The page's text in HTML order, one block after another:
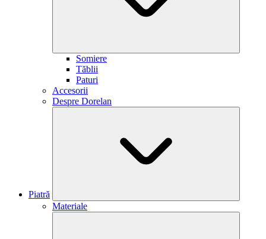
Somiere
Tăblii
Paturi
Accesorii
Despre Dorelan
Piatră
Materiale